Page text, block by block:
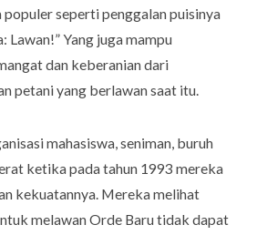
seperti penggalan puisinya
Lawan!” Yang juga mampu
dan keberanian dari
petani yang berlawan saat itu.
mahasiswa, seniman, buruh
ketika pada tahun 1993 mereka
kekuatannya. Mereka melihat
melawan Orde Baru tidak dapat